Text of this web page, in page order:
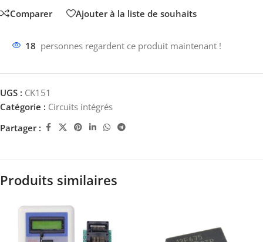
Comparer Ajouter à la liste de souhaits
18 personnes regardent ce produit maintenant !
UGS : CK151
Catégorie : Circuits intégrés
Partager :
Produits similaires